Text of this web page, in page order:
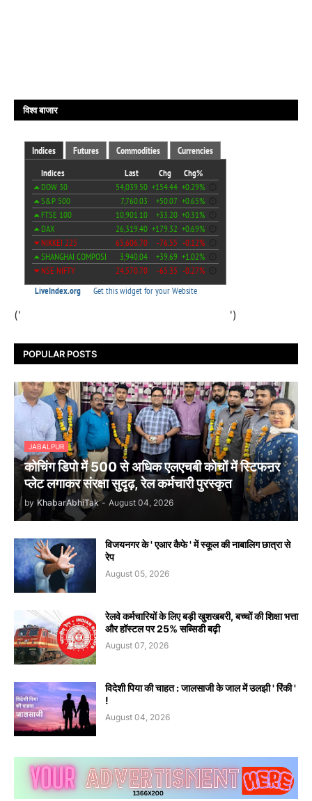
विश्व बाजार
(' ')
POPULAR POSTS
JABALPUR
कोचिंग डिपो में 500 से अधिक एलएचबी कोचों में स्टिफऩर
प्लेट लगाकर संरक्षा सुदृढ़, रेल कर्मचारी पुरस्कृत
by KhabarAbhiTak - August 04, 2026
विजयनगर के ' एआर कैफे ' में स्कूल की नाबालिग छात्रा से
रेप
August 05, 2026
रेलवे कर्मचारियों के लिए बड़ी खुशखबरी, बच्चों की शिक्षा भत्ता
और हॉस्टल पर 25% सब्सिडी बढ़ी
August 07, 2026
विदेशी पिया की चाहत : जालसाजी के जाल में उलझी ' रिंकी '
!
August 04, 2026